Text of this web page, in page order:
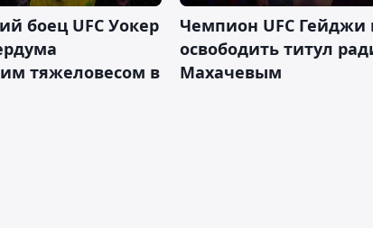
боец UFC Уокер
тяжеловесом в
Чемпион UFC
освободить титул
Махачевым